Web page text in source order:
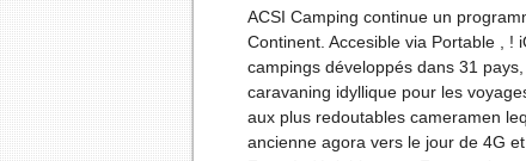
ACSI Camping continue un
Continent. Accesible via Portable , !
campings développés dans 31
caravaning idyllique pour les
aux plus redoutables cameramen
ancienne agora vers le jour de 4G